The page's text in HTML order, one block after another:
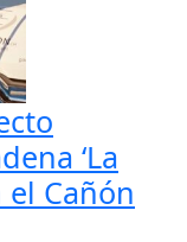
‘La
el Cañón